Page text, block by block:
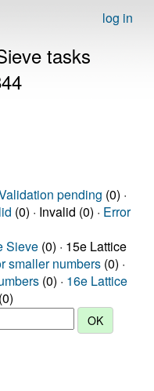
log in
tasks
pending (0) ·
(0) · Invalid (0) · Error
Sieve (0) · 15e Lattice
smaller numbers (0) ·
(0) · 16e Lattice
(0)